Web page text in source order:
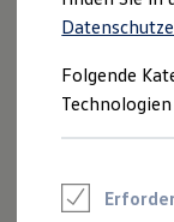
Schnell
Angebote und
Aktuelle
E-Auto-
Folgende